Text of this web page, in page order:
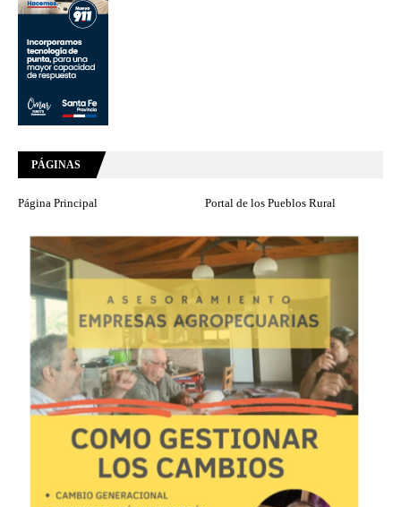
PÁGINAS
Página Principal Portal de los Pueblos Rural